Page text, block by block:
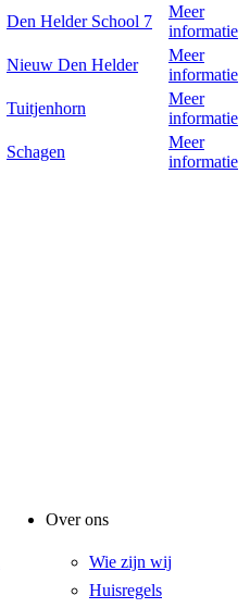
Den Helder School 7
Meer
informatie
Nieuw Den Helder
Meer
informatie
Tuitjenhorn
Meer
informatie
Schagen
Meer
informatie
Over ons
Wie zijn wij
Huisregels